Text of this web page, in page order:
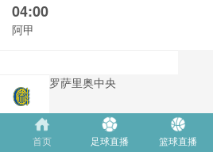
04:00
阿甲
罗萨里奥中央
阿尔多斯维
首页 足球直播 篮球直播